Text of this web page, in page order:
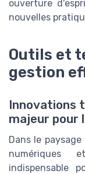
ouverture
nouvelles
Outils et
gestion
Innovations
majeur pour
Dans le
numériques
indispensable